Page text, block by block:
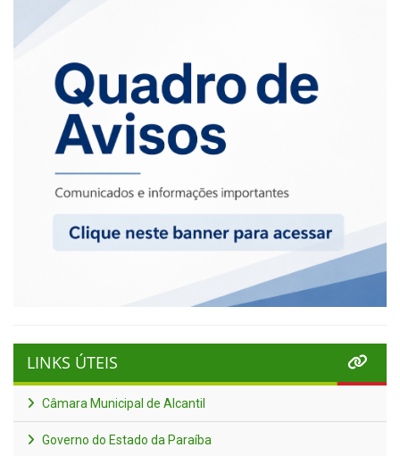
LINKS ÚTEIS
Câmara Municipal de Alcantil
Governo do Estado da Paraíba